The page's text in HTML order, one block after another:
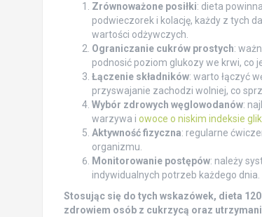
Zrównoważone posiłki: dieta
podwieczorek i kolację, każdy z tych
wartości odżywczych.
Ograniczanie cukrów prostych:
podnosić poziom glukozy we krwi, co
Łączenie składników: warto łączyć
przyswajanie zachodzi wolniej, co
Wybór zdrowych węglowodanów:
warzywa i owoce o niskim indeksie
Aktywność fizyczna: regularne
organizmu.
Monitorowanie postępów: należy
indywidualnych potrzeb każdego dnia.
Stosując się do tych wskazówek, dieta
zdrowiem osób z cukrzycą oraz